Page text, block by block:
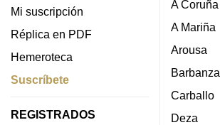
Mi suscripción
Réplica en PDF
Hemeroteca
Suscríbete
REGISTRADOS
A Coruña
A Mariña
Arousa
Barbanza
Carballo
Deza